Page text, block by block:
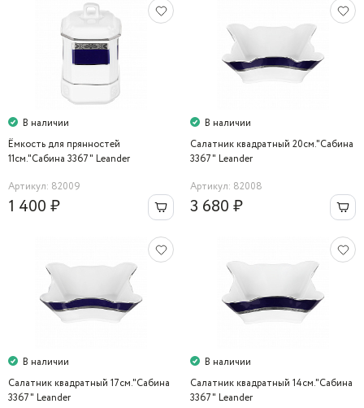
В наличии
Ёмкость для прянностей
11см."Сабина 3367" Leander
Артикул: 82009
1 400 ₽
В наличии
Салатник квадратный 20см."Сабина
3367" Leander
Артикул: 82008
3 680 ₽
В наличии
Салатник квадратный 17см."Сабина
3367" Leander
В наличии
Салатник квадратный 14см."Сабина
3367" Leander